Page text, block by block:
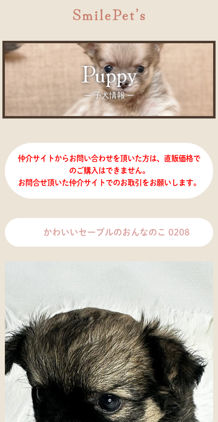
puppy
ー 子犬情報 ー
仲介サイトからお問い合わせを頂いた方は、直販価格で
のご購入はできません。
お問合せ頂いた仲介サイトでのお取引をお願いします。
かわいいセーブルのおんなのこ 0208